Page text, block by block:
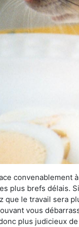
convenablement
plus brefs délais.
que le travail sera
vous
plus judicieux